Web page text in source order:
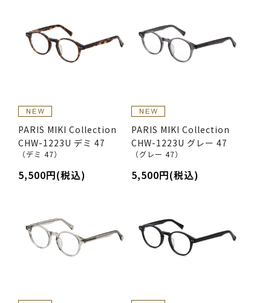
PARIS MIKI Collection
CHW-1223U デミ 47
（デミ 47）
5,500円(税込)
PARIS MIKI Collection
CHW-1223U グレー 47
（グレー 47）
5,500円(税込)